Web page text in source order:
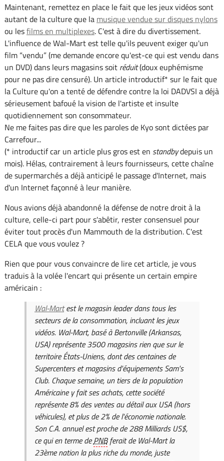
Maintenant, remettez en place le fait que les jeux vidéos sont
autant de la culture que la musique vendue sur disques nylons
ou lesfilms en multiplexes. C'est à dire du divertissement.
L'influence de Wal-Mart est telle qu'ils peuvent exiger qu'un
film “vendu” (me demande encore qu'est-ce qui est vendu dans
un DVD) dans leurs magasins soit réduit(doux euphémisme
pour ne pas dire censuré). Un article introductif* sur le fait que
la Culture qu'on a tenté de défendre contre la loi DADVSI a déjà
sérieusement bafoué la vision de l'artiste et insulte
quotidiennement son consommateur.
Ne me faites pas dire que les paroles de Kyo sont dictées par
Carrefour...
(* introductif car un article plus gros est en standbydepuis un
mois). Hélas, contrairement à leurs fournisseurs, cette chaîne
de supermarchés a déjà anticipé le passage d'Internet, mais
d'un Internet façonné à leur manière.
Nous avions déjà abandonné la défense de notre droit à la
culture, celle-ci part pour s'abêtir, rester consensuel pour
éviter tout procès d'un Mammouth de la distribution. C'est
CELA que vous voulez ?
Rien que pour vous convaincre de lire cet article, je vous
traduis à la volée l'encart qui présente un certain empire
américain :
Wal-Martest le magasin leader dans tous les
secteurs de la consommation, incluant les jeux
vidéos. Wal-Mart, basé à Bertonville (Arkansas,
USA) représente 3500 magasins rien que sur le
territoire États-Uniens, dont des centaines de
Supercenters et magasins d'équipements Sam's
Club. Chaque semaine, un tiers de la population
Américaine y fait ses achats, cette société
représente 8% des ventes au détail aux USA (hors
véhicules), et plus de 2% de l'économie nationale.
Son C.A. annuel est proche de 288 Milliards US$,
ce qui en terme dePNBferait de Wal-Mart la
23ème nation la plus riche du monde, juste